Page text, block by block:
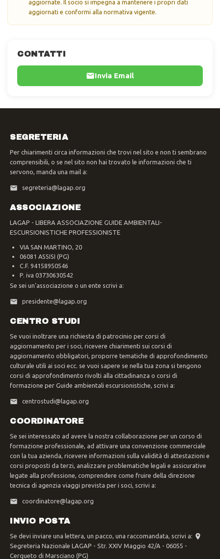
CONTATTI
Invia Email
aggiornate. Il socio si impegna a mantenere i propri dati
aggiornati e conformi alla normativa vigente.
SEGRETERIA
Per chiarimenti circa informazioni che trovi nel sito e non ti sembrano
comprensibili, o se nel sito non hai trovato le informazioni che ti
servono, manda una mail a:
segreteria@lagap.org
ASSOCIAZIONE
LAGAP - LIBERA ASSOCIAZIONE GUIDE AMBIENTALI-
ESCURSIONISTICHE PROFESSIONISTE
VIA SAN MARTINO, 20
06081 ASSISI (PG)
C.F. 94158950546
P. iva 03730630542
Se sei un'associazione o un ente scrivi a:
presidente@lagap.org
CENTRO STUDI
Se vuoi inoltrare una richiesta di patrocinio per corsi di
aggiornamento per i soci, ricevere chiarimenti sui corsi di
aggiornamento obbligatori, proporre tematiche di approfondimento
culturale utili ai soci ecc. se vuoi sapere se nella tua zona si tengono
corsi di approfondimento rivolti alla cittadinanza o corsi di
formazione per Guide ambientali escursionistiche, scrivi a:
centrostudi@lagap.org
COORDINATORE
Se sei interessato ad avere la nostra collaborazione per un corso di
formazione professionale, ad attivare una convenzione commerciale
con la tua azienda, ricevere informazioni sulla validità di attestazioni e
corsi proposti da terzi, analizzare problematiche legali e assicurative
legate alla professione, comprendere come fruire della direzione
tecnica di agenzia viaggi prevista per i soci, scrivi a:
coordinatore@lagap.org
INVIO POSTA
Se devi inviare una lettera, un pacco, una raccomandata, scrivi a:
Segreteria Nazionale LAGAP - Str. XXIV Maggio 42/A - 06055 -
Cerqueto di Marsciano (PG)